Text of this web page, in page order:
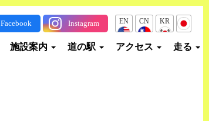
Facebook Instagram EN CN KR JP
施設案内 道の駅 アクセス 走る